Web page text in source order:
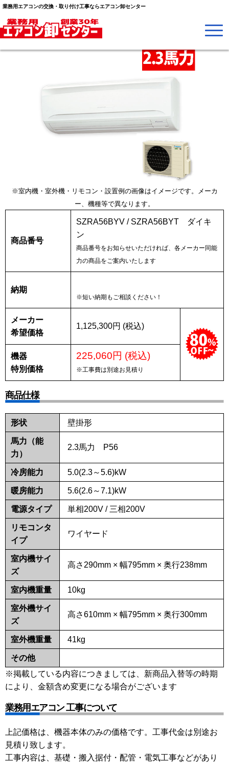
業務用エアコンの交換・取り付け工事ならエアコン卸センター
※室内機・室外機・リモコン・設置例の画像はイメージです。メーカ
ー、機種等で異なります。
商品番号
SZRA56BYV / SZRA56BYT ダイキ
ン
商品番号をお知らせいただければ、各メーカー同能
力の商品をご案内いたします
納期
※短い納期もご相談ください！
メーカー
希望価格
1,125,300円 (税込)
機器
特別価格
225,060円 (税込)
※工事費は別途お見積り
商品仕様
形状 壁掛形
馬力（能
力）
2.3馬力 P56
冷房能力 5.0(2.3～5.6)kW
暖房能力 5.6(2.6～7.1)kW
電源タイプ 単相200V / 三相200V
リモコンタ
イプ
ワイヤード
室内機サイ
ズ
高さ290mm × 幅795mm × 奥行238mm
室内機重量 10kg
室外機サイ
ズ
高さ610mm × 幅795mm × 奥行300mm
室外機重量 41kg
その他
※掲載している内容につきましては、新商品入替等の時期
により、金額含め変更になる場合がございます
業務用エアコン 工事について
上記価格は、機器本体のみの価格です。工事代金は別途お
見積り致します。
工事内容は、基礎・搬入据付・配管・電気工事などがあり